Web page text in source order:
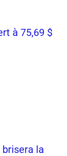
à 75,69 $
brisera la